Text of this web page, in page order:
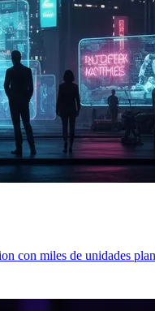
con miles de unidades